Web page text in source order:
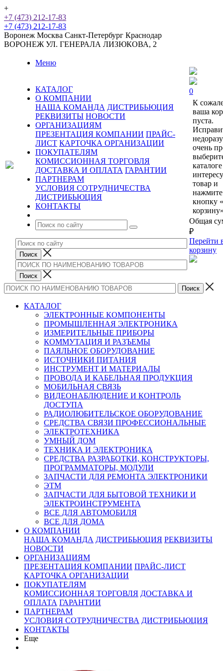
+
+7 (473) 212-17-83
+7 (473) 212-17-83
Воронеж Москва Санкт-Петербург Краснодар
ВОРОНЕЖ УЛ. ГЕНЕРАЛА ЛИЗЮКОВА, 2
Меню
КАТАЛОГ
О КОМПАНИИ
НАША КОМАНДА ДИСТРИБЬЮЦИЯ
РЕКВИЗИТЫ НОВОСТИ
ОРГАНИЗАЦИЯМ
ПРЕЗЕНТАЦИЯ КОМПАНИИ ПРАЙС-
ЛИСТ КАРТОЧКА ОРГАНИЗАЦИИ
ПОКУПАТЕЛЯМ
КОМИССИОННАЯ ТОРГОВЛЯ
ДОСТАВКА И ОПЛАТА ГАРАНТИИ
ПАРТНЕРАМ
УСЛОВИЯ СОТРУДНИЧЕСТВА
ДИСТРИБЬЮЦИЯ
КОНТАКТЫ
0
К
ваша
пуста.
очень
каталоге
товар и
нажмите
кнопку
Общая
₽
Перейти
корзину
КАТАЛОГ
ЭЛЕКТРОННЫЕ КОМПОНЕНТЫ
ПРОМЫШЛЕННАЯ ЭЛЕКТРОНИКА
ИЗМЕРИТЕЛЬНЫЕ ПРИБОРЫ
КОММУТАЦИЯ И РАЗЪЕМЫ
ПАЯЛЬНОЕ ОБОРУДОВАНИЕ
ИСТОЧНИКИ ПИТАНИЯ
ИНСТРУМЕНТ И МАТЕРИАЛЫ
ПРОВОДА И КАБЕЛЬНАЯ ПРОДУКЦИЯ
МОБИЛЬНАЯ СВЯЗЬ
ВИДЕОНАБЛЮДЕНИЕ И КОНТРОЛЬ
ДОСТУПА
РАДИОЛЮБИТЕЛЬСКОЕ ОБОРУДОВАНИЕ
СРЕДСТВА СВЯЗИ ПРОФЕССИОНАЛЬНЫЕ
ЭЛЕКТРОТЕХНИКА
УМНЫЙ ДОМ
ТЕХНИКА И ЭЛЕКТРОНИКА
СРЕДСТВА РАЗРАБОТКИ, КОНСТРУКТОРЫ,
ПРОГРАММАТОРЫ, МОДУЛИ
ЗАПЧАСТИ ДЛЯ РЕМОНТА ЭЛЕКТРОНИКИ
ЭТМ
ЗАПЧАСТИ ДЛЯ БЫТОВОЙ ТЕХНИКИ И
ЭЛЕКТРОИНСТРУМЕНТА
ВСЕ ДЛЯ АВТОМОБИЛЯ
ВСЕ ДЛЯ ДОМА
О КОМПАНИИ
НАША КОМАНДА ДИСТРИБЬЮЦИЯ РЕКВИЗИТЫ
НОВОСТИ
ОРГАНИЗАЦИЯМ
ПРЕЗЕНТАЦИЯ КОМПАНИИ ПРАЙС-ЛИСТ
КАРТОЧКА ОРГАНИЗАЦИИ
ПОКУПАТЕЛЯМ
КОМИССИОННАЯ ТОРГОВЛЯ ДОСТАВКА И
ОПЛАТА ГАРАНТИИ
ПАРТНЕРАМ
УСЛОВИЯ СОТРУДНИЧЕСТВА ДИСТРИБЬЮЦИЯ
КОНТАКТЫ
Еще